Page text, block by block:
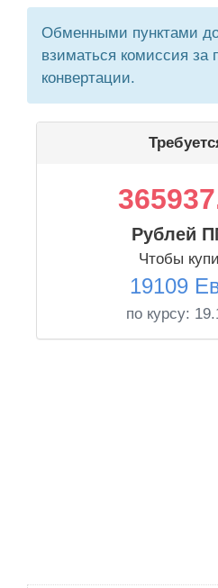
Обменными пунктами
взиматься комиссия за
конвертации.
Рублей
Чтобы
19109
по курсу: